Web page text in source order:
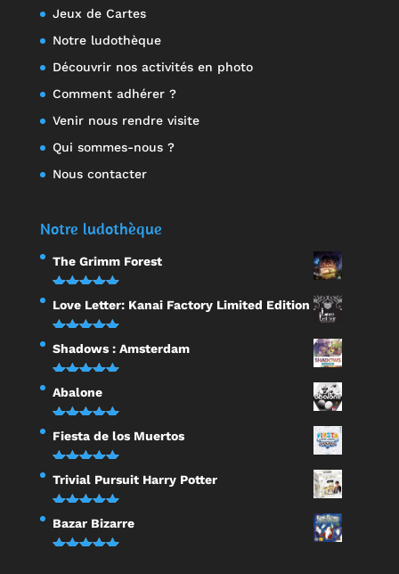
Jeux de Cartes
Notre ludothèque
Découvrir nos activités en photo
Comment adhérer ?
Venir nous rendre visite
Qui sommes-nous ?
Nous contacter
Notre ludothèque
The Grimm Forest
Note 5.00
sur 5
Love Letter: Kanai Factory Limited Edition
Note5.00
sur 5
Shadows : Amsterdam
Note5.00
sur 5
Abalone
Note5.00
sur 5
Fiesta de los Muertos
Note5.00
sur 5
Trivial Pursuit Harry Potter
Note5.00
sur 5
Bazar Bizarre